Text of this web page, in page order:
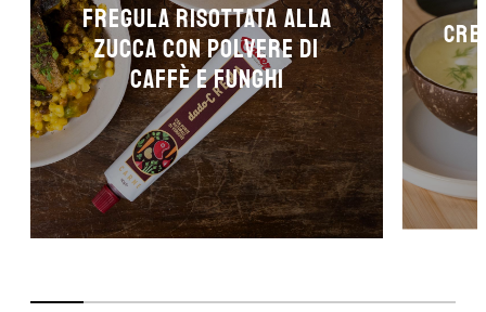
Fregula risottata alla
zucca con polvere di
caffè e funghi